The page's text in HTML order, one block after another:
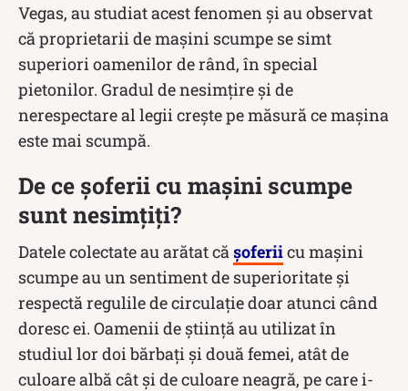
Vegas, au studiat acest fenomen și au observat
că proprietarii de mașini scumpe se simt
superiori oamenilor de rând, în special
pietonilor. Gradul de nesimțire și de
nerespectare al legii crește pe măsură ce mașina
este mai scumpă.
De ce șoferii cu mașini scumpe
sunt nesimțiți?
Datele colectate au arătat că șoferiicu mașini
scumpe au un sentiment de superioritate și
respectă regulile de circulație doar atunci când
doresc ei. Oamenii de știință au utilizat în
studiul lor doi bărbați și două femei, atât de
culoare albă cât și de culoare neagră, pe care i-